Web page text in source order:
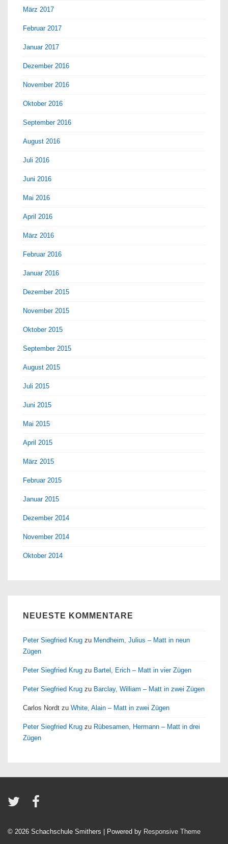
März 2017
Februar 2017
Januar 2017
Dezember 2016
November 2016
Oktober 2016
September 2016
August 2016
Juli 2016
Juni 2016
Mai 2016
April 2016
März 2016
Februar 2016
Januar 2016
Dezember 2015
November 2015
Oktober 2015
September 2015
August 2015
Juli 2015
Juni 2015
Mai 2015
April 2015
März 2015
Februar 2015
Januar 2015
Dezember 2014
November 2014
Oktober 2014
NEUESTE KOMMENTARE
Peter Siegfried Krug zu Mendheim, Julius – Matt in neun
Zügen
Peter Siegfried Krug zu Bartel, Erich – Matt in vier Zügen
Peter Siegfried Krug zu Barclay, William – Matt in zwei Zügen
Carlos Nordt zu White, Alain – Matt in zwei Zügen
Peter Siegfried Krug zu Rübesamen, Hermann – Matt in drei
Zügen
© 2026 Schachschule Smithers | Powered by Responsive Theme